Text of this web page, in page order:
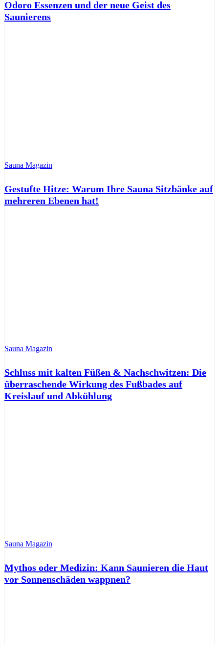
Odoro Essenzen und der neue Geist des
Saunierens
Sauna Magazin
Gestufte Hitze: Warum Ihre Sauna Sitzbänke auf
mehreren Ebenen hat!
Sauna Magazin
Schluss mit kalten Füßen & Nachschwitzen: Die
überraschende Wirkung des Fußbades auf
Kreislauf und Abkühlung
Sauna Magazin
Mythos oder Medizin: Kann Saunieren die Haut
vor Sonnenschäden wappnen?